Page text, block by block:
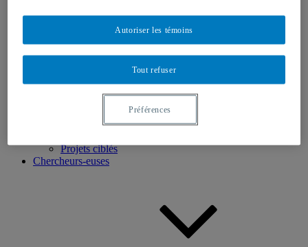
Axes de recherche
Base de données
Projets ciblés
Chercheurs-euses
Tout refuser
Autoriser les témoins
Préférences